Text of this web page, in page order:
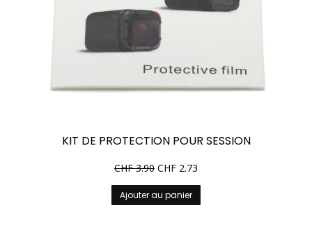
KIT DE PROTECTION POUR SESSION
CHF3.90 CHF 2.73
Ajouter au panier